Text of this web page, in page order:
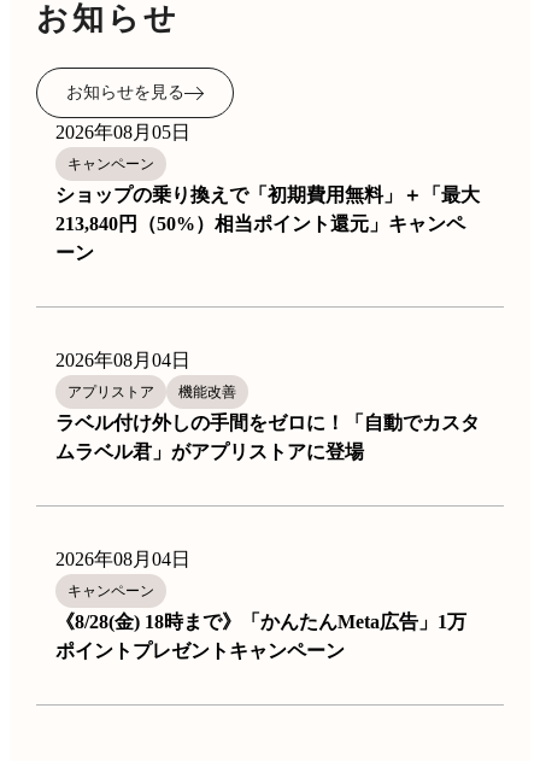
お知らせ
お知らせを見る
2026年08月05日
キャンペーン
ショップの乗り換えで「初期費用無料」＋「最大
213,840円（50%）相当ポイント還元」キャンペ
ーン
2026年08月04日
アプリストア 機能改善
ラベル付け外しの手間をゼロに！「自動でカスタ
ムラベル君」がアプリストアに登場
2026年08月04日
キャンペーン
《8/28(金) 18時まで》「かんたんMeta広告」1万
ポイントプレゼントキャンペーン